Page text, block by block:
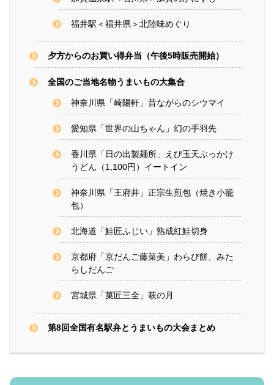
福井駅＜福井県＞北陸味めぐり
夕方からのお買い得弁当（午後5時販売開始）
全国のご当地名物うまいもの大集合
神奈川県「崎陽軒」昔ながらのシウマイ
愛知県「世界の山ちゃん」幻の手羽先
香川県「日の出製麺所」えび玉天ぶっかけ
うどん（1,100円）イートイン
神奈川県「王府井」正宗生煎包（焼き小籠
包）
北海道「鮭匠ふじい」熟成紅鮭切身
京都府「京だんご藤菜美」わらび餅、みた
らしだんご
宮城県「菓匠三全」萩の月
第8回全国有名駅弁とうまいもの大会まとめ